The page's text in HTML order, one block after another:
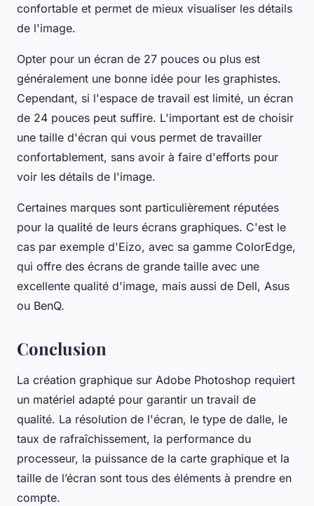
confortable et permet de mieux visualiser les détails
de l'image.
Opter pour un écran de 27 pouces ou plus est
généralement une bonne idée pour les graphistes.
Cependant, si l'espace de travail est limité, un écran
de 24 pouces peut suffire. L'important est de choisir
une taille d'écran qui vous permet de travailler
confortablement, sans avoir à faire d'efforts pour
voir les détails de l'image.
Certaines marques sont particulièrement réputées
pour la qualité de leurs écrans graphiques. C'est le
cas par exemple d'Eizo, avec sa gamme ColorEdge,
qui offre des écrans de grande taille avec une
excellente qualité d'image, mais aussi de Dell, Asus
ou BenQ.
Conclusion
La création graphique sur Adobe Photoshop requiert
un matériel adapté pour garantir un travail de
qualité. La résolution de l'écran, le type de dalle, le
taux de rafraîchissement, la performance du
processeur, la puissance de la carte graphique et la
taille de l’écran sont tous des éléments à prendre en
compte.